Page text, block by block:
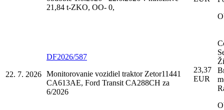
21,84 t-ZKO, OO- 0,
22. 7. 2026
DF2026/587
Monitorovanie vozidiel traktor Zetor11441
CA613AE, Ford Transit CA288CH za
6/2026
23,37
EUR